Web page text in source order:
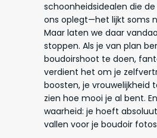
schoonheidsidealen die
ons oplegt—het lijkt soms
Maar laten we daar
stoppen. Als je van plan
boudoirshoot te doen,
verdient het om je
boosten, je vrouwelijkheid
zien hoe mooi je al bent.
waarheid: je hoeft
vallen voor je boudoir